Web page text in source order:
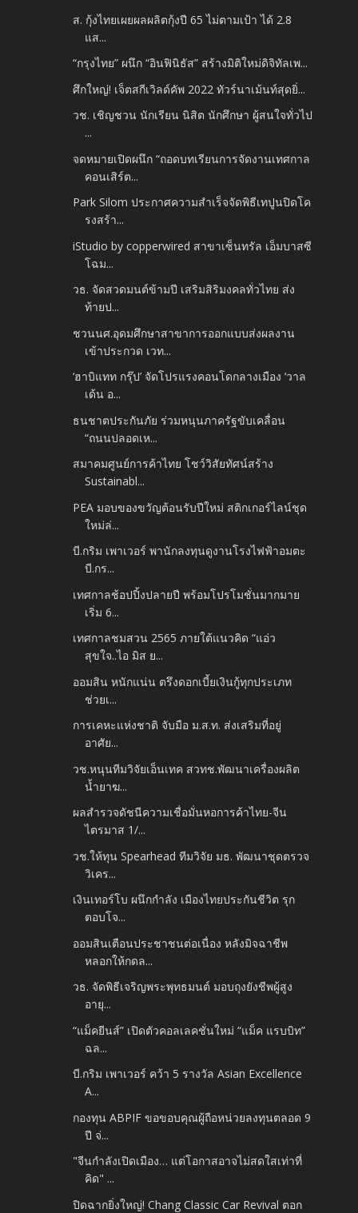
ส. กุ้งไทยเผยผลผลิตกุ้งปี 65 ไม่ตามเป้า ได้ 2.8
แส...
“กรุงไทย” ผนึก “อินฟินิธัส” สร้างมิติใหม่ดิจิทัลเพ...
ศึกใหญ่! เจ็ตสกีเวิลด์คัพ 2022 ทัวร์นาเม้นท์สุดยิ่...
วช. เชิญชวน นักเรียน นิสิต นักศึกษา ผู้สนใจทั่วไป
...
จดหมายเปิดผนึก “ถอดบทเรียนการจัดงานเทศกาล
คอนเสิร์ต...
Park Silom ประกาศความสำเร็จจัดพิธีเทปูนปิดโค
รงสร้า...
iStudio by copperwired สาขาเซ็นทรัล เอ็มบาสซี
โฉม...
วธ. จัดสวดมนต์ข้ามปี เสริมสิริมงคลทั่วไทย ส่ง
ท้ายป...
ชวนนศ.อุดมศึกษาสาขาการออกแบบส่งผลงาน
เข้าประกวด เวท...
‘ฮาบิแทท กรุ๊ป’ จัดโปรแรงคอนโดกลางเมือง ‘วาล
เด้น อ...
ธนชาตประกันภัย ร่วมหนุนภาครัฐขับเคลื่อน
“ถนนปลอดเห...
สมาคมศูนย์การค้าไทย โชว์วิสัยทัศน์สร้าง
Sustainabl...
PEA มอบของขวัญต้อนรับปีใหม่ สติกเกอร์ไลน์ชุด
ใหม่ล่...
บี.กริม เพาเวอร์ พานักลงทุนดูงานโรงไฟฟ้าอมตะ
บี.กร...
เทศกาลช้อปปิ้งปลายปี พร้อมโปรโมชั่นมากมาย
เริ่ม 6...
เทศกาลชมสวน 2565 ภายใต้แนวคิด “แอ่ว
สุขใจ..ไอ มิส ย...
ออมสิน หนักแน่น ตรึงดอกเบี้ยเงินกู้ทุกประเภท
ช่วยเ...
การเคหะแห่งชาติ จับมือ ม.ส.ท. ส่งเสริมที่อยู่
อาศัย...
วช.หนุนทีมวิจัยเอ็นเทค สวทช.พัฒนาเครื่องผลิต
น้ำยาฆ...
ผลสำรวจดัชนีความเชื่อมั่นหอการค้าไทย-จีน
ไตรมาส 1/...
วช.ให้ทุน Spearhead ทีมวิจัย มธ. พัฒนาชุดตรวจ
วิเคร...
เงินเทอร์โบ ผนึกกำลัง เมืองไทยประกันชีวิต รุก
ตอบโจ...
ออมสินเตือนประชาชนต่อเนื่อง หลังมิจฉาชีพ
หลอกให้กดล...
วธ. จัดพิธีเจริญพระพุทธมนต์ มอบถุงยังชีพผู้สูง
อายุ...
“แม็คยีนส์” เปิดตัวคอลเลคชั่นใหม่ “แม็ค แรบบิท”
ฉล...
บี.กริม เพาเวอร์ คว้า 5 รางวัล Asian Excellence
A...
กองทุน ABPIF ขอขอบคุณผู้ถือหน่วยลงทุนตลอด 9
ปี จ่...
"จีนกำลังเปิดเมือง… แต่โอกาสอาจไม่สดใสเท่าที่
คิด" ...
ปิดฉากยิ่งใหญ่! Chang Classic Car Revival ตอก